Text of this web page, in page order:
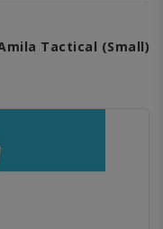
Tactical (Small)